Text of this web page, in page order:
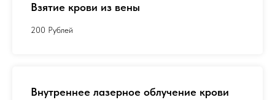
Взятие крови из вены
200 Рублей
Внутреннее лазерное облучение крови